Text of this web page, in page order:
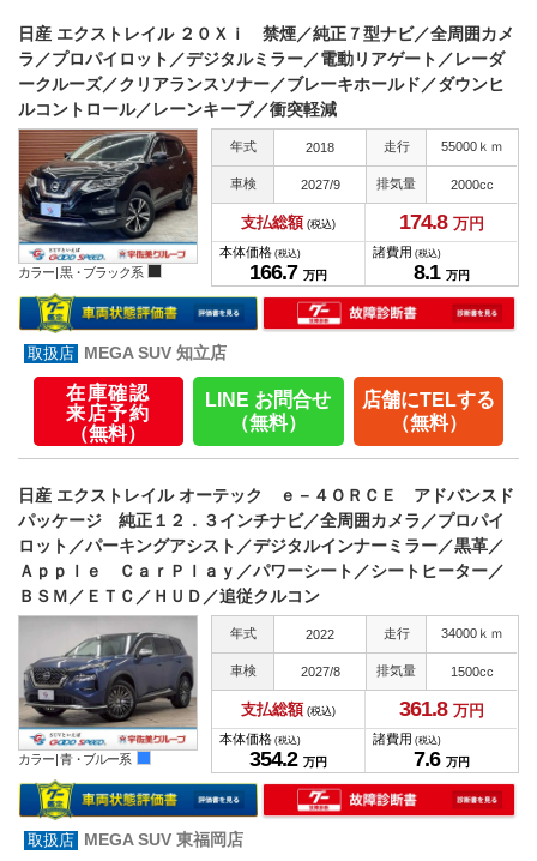
日産 エクストレイル ２０Ｘｉ 禁煙／純正７型ナビ／全周囲カメ
ラ／プロパイロット／デジタルミラー／電動リアゲート／レーダ
ークルーズ／クリアランスソナー／ブレーキホールド／ダウンヒ
ルコントロール／レーンキープ／衝突軽減
カラー |黒・ブラック系
年式 2018 走行 55000ｋｍ
車検 2027/9 排気量 2000cc
支払総額 (税込) 174.8 万円
本体価格 (税込)
166.7 万円
諸費用 (税込)
8.1 万円
MEGA SUV 知立店
在庫確認
来店予約
（無料）
LINE お問合せ
（無料）
店舗にTELする
（無料）
日産 エクストレイル オーテック ｅ－４ＯＲＣＥ アドバンスド
パッケージ 純正１２．３インチナビ／全周囲カメラ／プロパイ
ロット／パーキングアシスト／デジタルインナーミラー／黒革／
Ａｐｐｌｅ ＣａｒＰｌａｙ／パワーシート／シートヒーター／
ＢＳＭ／ＥＴＣ／ＨＵＤ／追従クルコン
カラー | 青・ブルー系
年式 2022 走行 34000ｋｍ
車検 2027/8 排気量 1500cc
支払総額 (税込) 361.8 万円
本体価格 (税込)
354.2 万円
諸費用 (税込)
7.6 万円
MEGA SUV 東福岡店